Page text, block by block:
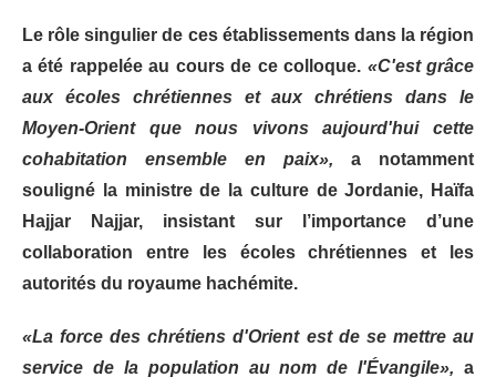
Le rôle singulier de ces établissements dans la région
a été rappelée au cours de ce colloque. «C'est grâce
aux écoles chrétiennes et aux chrétiens dans le
Moyen-Orient que nous vivons aujourd'hui cette
cohabitation ensemble en paix», a notamment
souligné la ministre de la culture de Jordanie, Haïfa
Hajjar Najjar, insistant sur l’importance d’une
collaboration entre les écoles chrétiennes et les
autorités du royaume hachémite.
«La force des chrétiens d'Orient est de se mettre au
service de la population au nom de l'Évangile», a